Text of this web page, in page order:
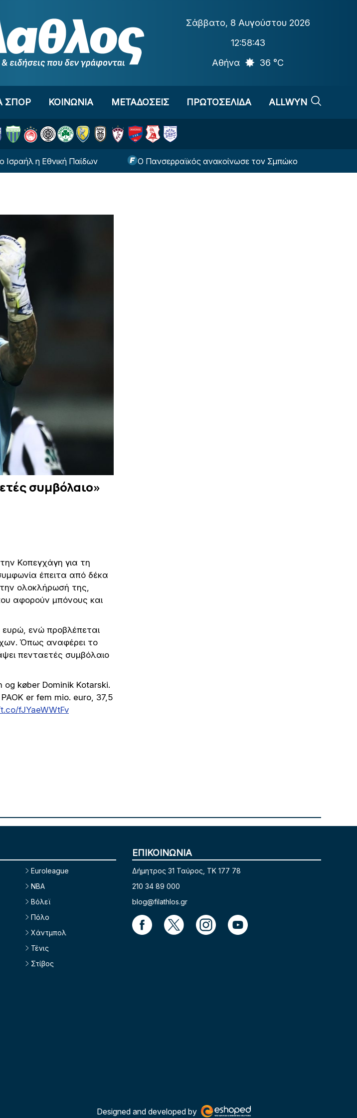
Σάββατο, 8 Αυγούστου 2026
12:58:44
Αθήνα
36 °C
ΣΠΟΡ ΚΟΙΝΩΝΙΑ ΜΕΤΑΔΟΣΕΙΣ ΠΡΩΤΟΣΕΛΙΔΑ ALLWYN
η Εθνική Παίδων Ο Πανσερραϊκός ανακοίνωσε τον Σμπώκο
συμβόλαιο»
Κοπεγχάγη για τη
έπειτα από δέκα
ολοκλήρωσή της,
αφορούν μπόνους και
ενώ προβλέπεται
Όπως αναφέρει το
πενταετές συμβόλαιο
køber Dominik Kotarski.
er fem mio. euro, 37,5
fJYaeWWtFv
Euroleague
NBA
Βόλεϊ
Πόλο
Χάντμπολ
Τένις
Στίβος
ΕΠΙΚΟΙΝΩΝΙΑ
Δήμητρος 31 Ταύρος, TK 177 78
210 34 89 000
blog@filathlos.gr
Designed and developed by